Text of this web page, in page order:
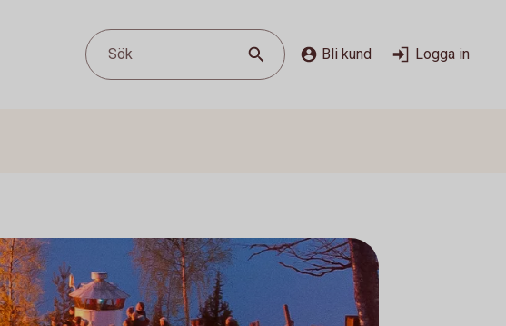
Sök Bli kund Logga in